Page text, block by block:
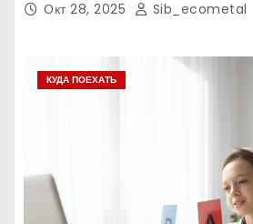
Окт 28, 2025 Sib_ecometal
КУДА ПОЕХАТЬ